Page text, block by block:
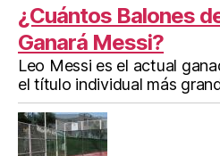
¿Cuántos Balones
Ganará Messi?
Leo Messi es el actual
el título individual más